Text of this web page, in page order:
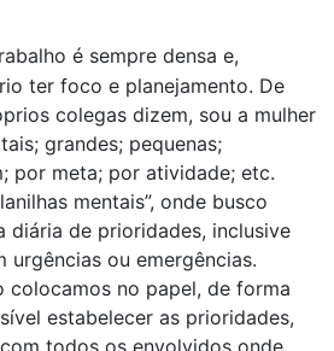
é sempre densa e,
ter foco e planejamento. De
colegas dizem, sou a mulher
grandes; pequenas;
por meta; por atividade; etc.
mentais”, onde busco
diária de prioridades, inclusive
urgências ou emergências.
colocamos no papel, de forma
estabelecer as prioridades,
todos os envolvidos onde